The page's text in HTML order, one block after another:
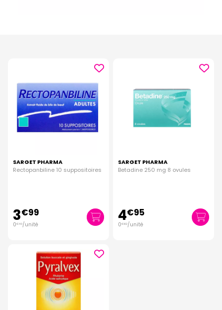
SARGET PHARMA
Rectopanbiline 10 suppositoires
3€99
0€40/unité
SARGET PHARMA
Betadine 250 mg 8 ovules
4€95
0€62/unité